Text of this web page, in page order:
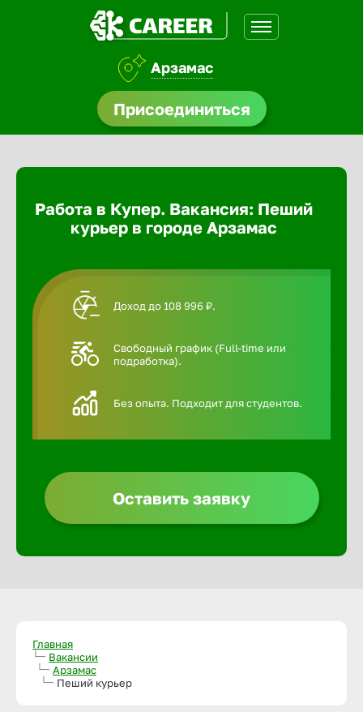
Арзамас
Присоединиться
Абакан
Анадырь
Работа в Купер. Вакансия: Пеший
курьер в городе Арзамас
Доход до 108 996 ₽.
Свободный график (Full-time или
подработка).
Без опыта. Подходит для студентов.
Оставить заявку
Главная
Вакансии
Арзамас
Пеший курьер